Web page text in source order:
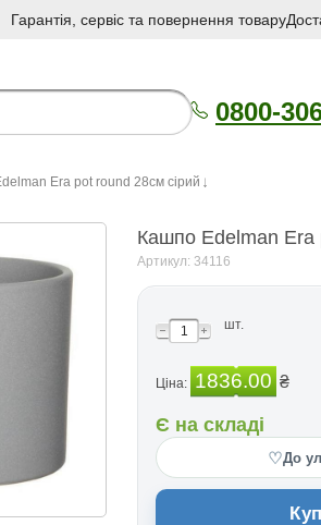
Гарантія, сервіс та повернення товару
0800-
Era pot round 28cм сірий
Кашпо Edelman Era
Артикул: 34116
шт.
Ціна: 1836.00 ₴
Є на складі
♡До